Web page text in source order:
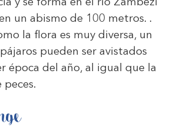
y se forma en el río Zambezi
un abismo de 100 metros. .
la flora es muy diversa, un
pueden ser avistados
época del año, al igual que la